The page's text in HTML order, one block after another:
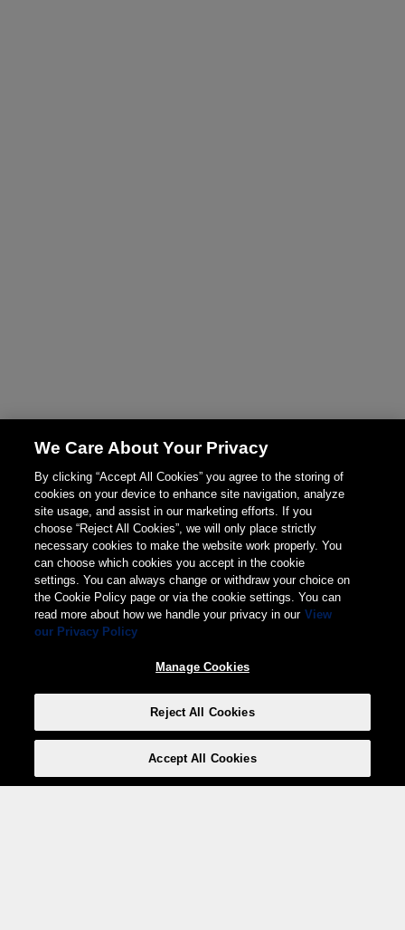
We Care About Your Privacy
By clicking “Accept All Cookies” you agree to the storing of
cookies on your device to enhance site navigation, analyze
site usage, and assist in our marketing efforts. If you
choose “Reject All Cookies”, we will only place strictly
necessary cookies to make the website work properly. You
can choose which cookies you accept in the cookie
settings. You can always change or withdraw your choice on
the Cookie Policy page or via the cookie settings. You can
read more about how we handle your privacy in our View
our Privacy Policy
Manage Cookies
Reject All Cookies
Accept All Cookies